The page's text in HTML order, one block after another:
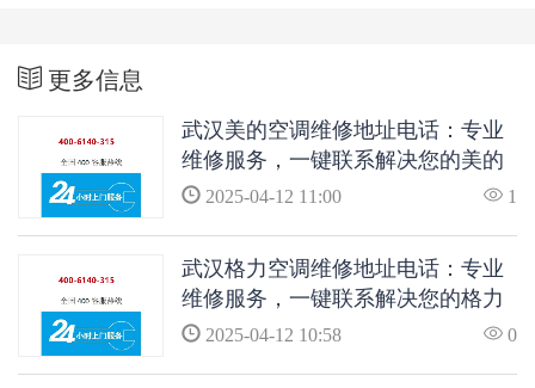
更多信息
武汉美的空调维修地址电话：专业
维修服务，一键联系解决您的美的
空调问题
2025-04-12 11:00 1
武汉格力空调维修地址电话：专业
维修服务，一键联系解决您的格力
空调问题
2025-04-12 10:58 0